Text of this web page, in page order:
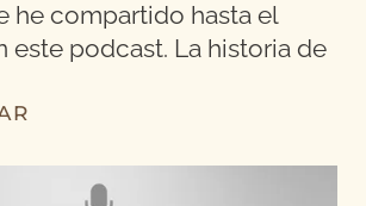
he compartido hasta el
este podcast. La historia de